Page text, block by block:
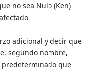
no sea Nulo (Ken)
adicional y decir que
segundo nombre,
que